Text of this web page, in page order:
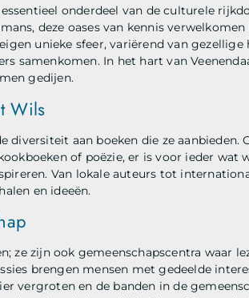
onderdeel van de culturele
deze oases van kennis verwelkomen
unieke sfeer, variërend van gezellige
samenkomen. In het hart van
gedijen.
Wils
diversiteit aan boeken die ze aanbieden.
of poëzie, er is voor ieder wat
Van lokale auteurs tot
en ideeën.
ze zijn ook gemeenschapscentra waar
brengen mensen met gedeelde
vergroten en de banden in de